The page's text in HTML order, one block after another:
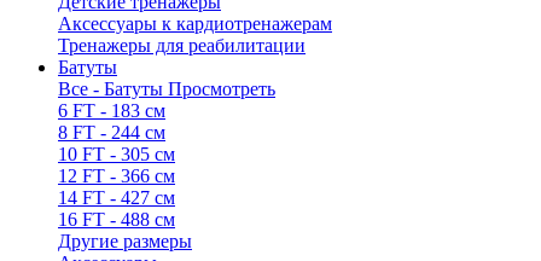
Аксессуары к кардиотренажерам
Тренажеры для реабилитации
Батуты
Все - Батуты Просмотреть
6 FT - 183 см
8 FT - 244 см
10 FT - 305 см
12 FT - 366 см
14 FT - 427 см
16 FT - 488 см
Другие размеры